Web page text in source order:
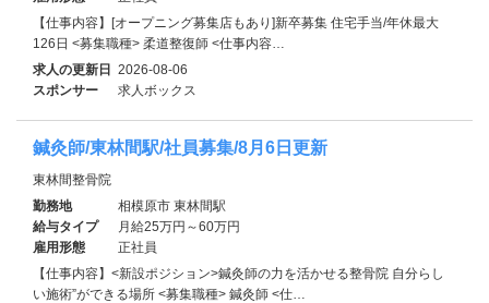
【仕事内容】[オープニング募集店もあり]新卒募集 住宅手当/年休最大
126日 <募集職種> 柔道整復師 <仕事内容…
求人の更新日 2026-08-06
スポンサー
求人ボックス
鍼灸師/東林間駅/社員募集/8月6日更新
東林間整骨院
勤務地
相模原市 東林間駅
給与タイプ
月給25万円～60万円
雇用形態
正社員
【仕事内容】<新設ポジション>鍼灸師の力を活かせる整骨院 自分らし
い施術”ができる場所 <募集職種> 鍼灸師 <仕…